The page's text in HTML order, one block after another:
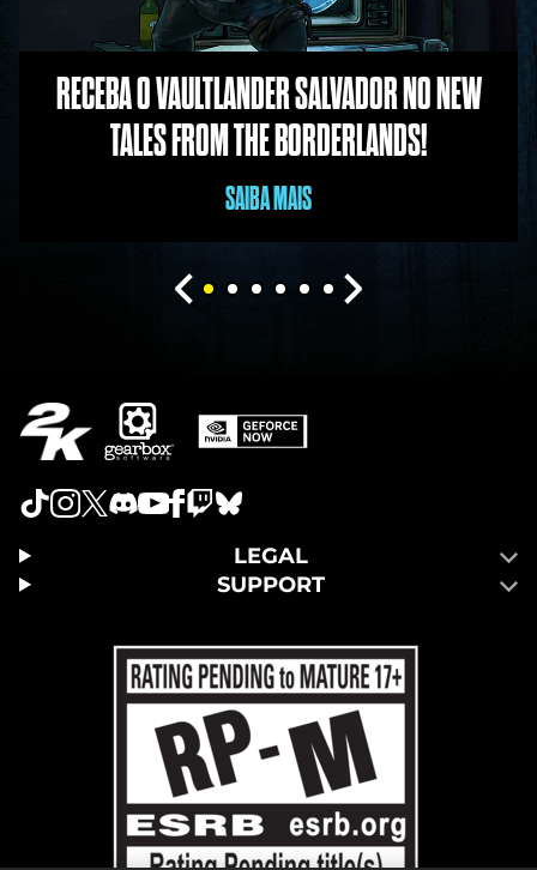
RECEBA O VAULTLANDER SALVADOR NO NEW
TALES FROM THE BORDERLANDS!
SAIBA MAIS
LEGAL
SUPPORT